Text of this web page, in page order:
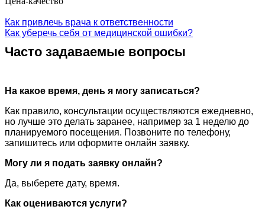
Как привлечь врача к ответственности
Как уберечь себя от медицинской ошибки?
Часто задаваемые вопросы
На какое время, день я могу записаться?
Как правило, консультации осуществляются ежедневно,
но лучше это делать заранее, например за 1 неделю до
планируемого посещения. Позвоните по телефону,
запишитесь или оформите онлайн заявку.
Могу ли я подать заявку онлайн?
Да, выберете дату, время.
Как оцениваются услуги?